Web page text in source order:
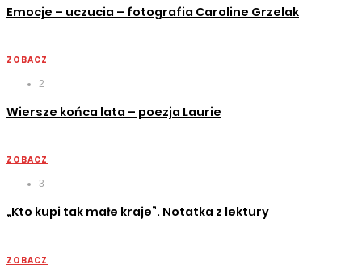
Emocje – uczucia – fotografia Caroline Grzelak
ZOBACZ
2
Wiersze końca lata – poezja Laurie
ZOBACZ
3
„Kto kupi tak małe kraje”. Notatka z lektury
ZOBACZ